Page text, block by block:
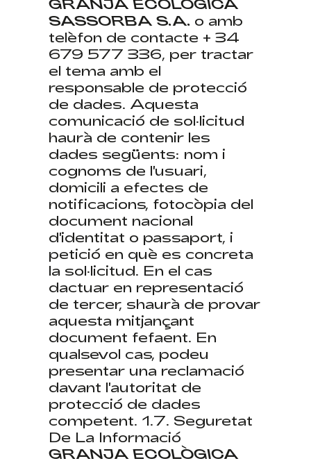
SASSORBA S.A. o amb
telèfon de contacte + 34
679 577 336, per tractar
el tema amb el
responsable de protecció
de dades. Aquesta
comunicació de sol·licitud
haurà de contenir les
dades següents: nom i
cognoms de l'usuari,
domicili a efectes de
notificacions, fotocòpia del
document nacional
d'identitat o passaport, i
petició en què es concreta
la sol·licitud. En el cas
dactuar en representació
de tercer, shaurà de provar
aquesta mitjançant
document fefaent. En
qualsevol cas, podeu
presentar una reclamació
davant l'autoritat de
protecció de dades
competent. 1.7. Seguretat
De La Informació
GRANJA ECOLÒGICA